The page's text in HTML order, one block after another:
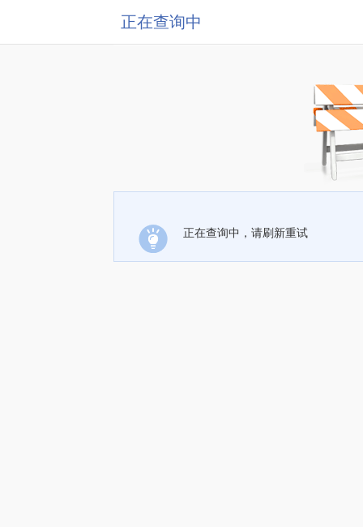
正在查询中
正在查询中，请刷新重试